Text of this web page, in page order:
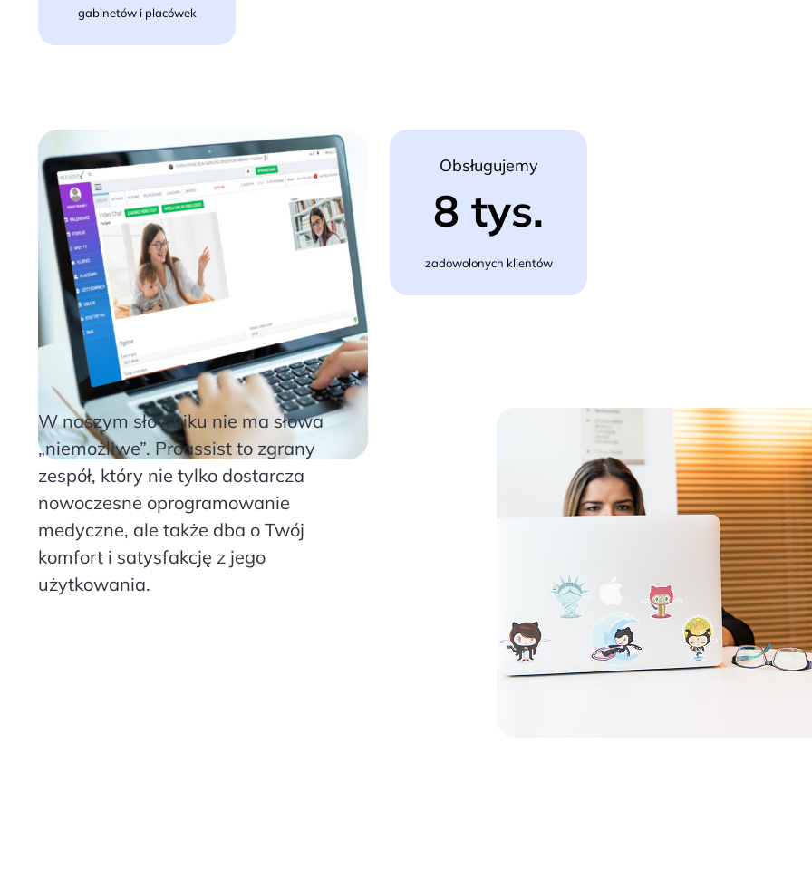
gabinetów i placówek
Obsługujemy
8 tys.
zadowolonych klientów
W naszym słowniku nie ma słowa
„niemożliwe”. Proassist to zgrany
zespół, który nie tylko dostarcza
nowoczesne oprogramowanie
medyczne, ale także dba o Twój
komfort i satysfakcję z jego
użytkowania.